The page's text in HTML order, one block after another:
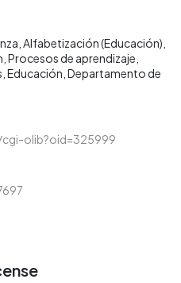
Alfabetización (Educación)
Procesos de aprendizaje
Educación Departamento de
olib?oid=325999